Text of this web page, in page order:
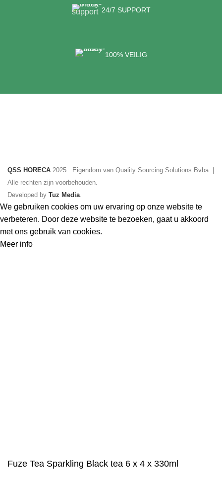
24/7 SUPPORT
100% VEILIG
QSS HORECA 2025 Eigendom van Quality Sourcing Solutions Bvba. |
Alle rechten zijn voorbehouden.
Developed by Tuz Media.
We gebruiken cookies om uw ervaring op onze website te
verbeteren. Door deze website te bezoeken, gaat u akkoord
met ons gebruik van cookies.
Meer info
Fuze Tea Sparkling Black tea 6 x 4 x 330ml